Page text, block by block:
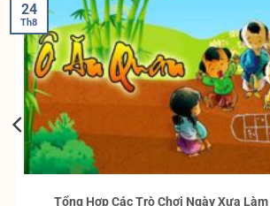
Tổng Hợp Các Trò Chơi Ngày Xưa
24
Th8